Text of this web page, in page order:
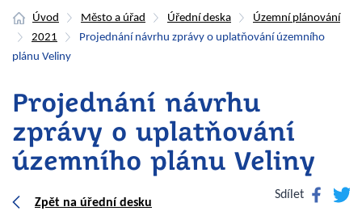
Úvod Město a úřad Úřední deska
Územní plánování
2021
Projednání návrhu zprávy o uplatňování územního
plánu Veliny
Projednání návrhu
zprávy o uplatňování
územního plánu Veliny
Zpět na úřední desku
Sdílet Facebook